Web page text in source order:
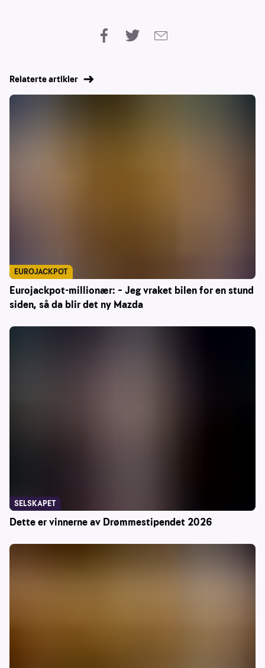
Relaterte artikler
Eurojackpot-millionær: – Jeg vraket bilen for en stund
siden, så da blir det ny Mazda
EUROJACKPOT
Dette er vinnerne av Drømmestipendet 2026
SELSKAPET